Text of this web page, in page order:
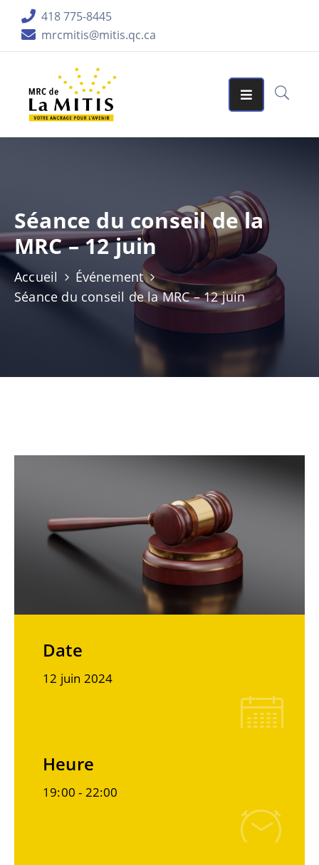
418 775-8445
mrcmitis@mitis.qc.ca
SERVICES
PUBLICATIONS
LA
RÉGION
ACCUEIL
OFFRES
ADMINISTRATIVES
INTRANET
Séance du conseil de la
MRC – 12 juin
Accueil
Événement
Séance du conseil de la MRC – 12 juin
Date
12 juin 2024
Heure
19:00 - 22:00